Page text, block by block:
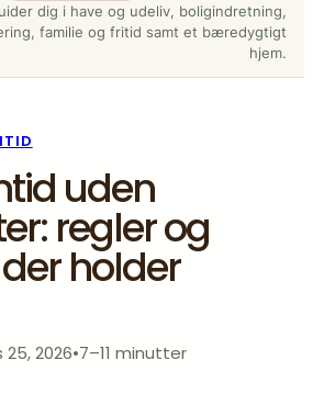
dig i have og udeliv, boligindretning,
familie og fritid samt et bæredygtigt
hjem.
uden
regler og
holder
2026•7–11 minutter